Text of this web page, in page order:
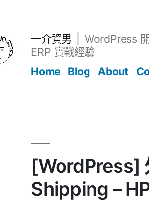
一介資男
WordPress
ERP 實戰經驗
Home
Blog About
[WordPress]
Shipping –